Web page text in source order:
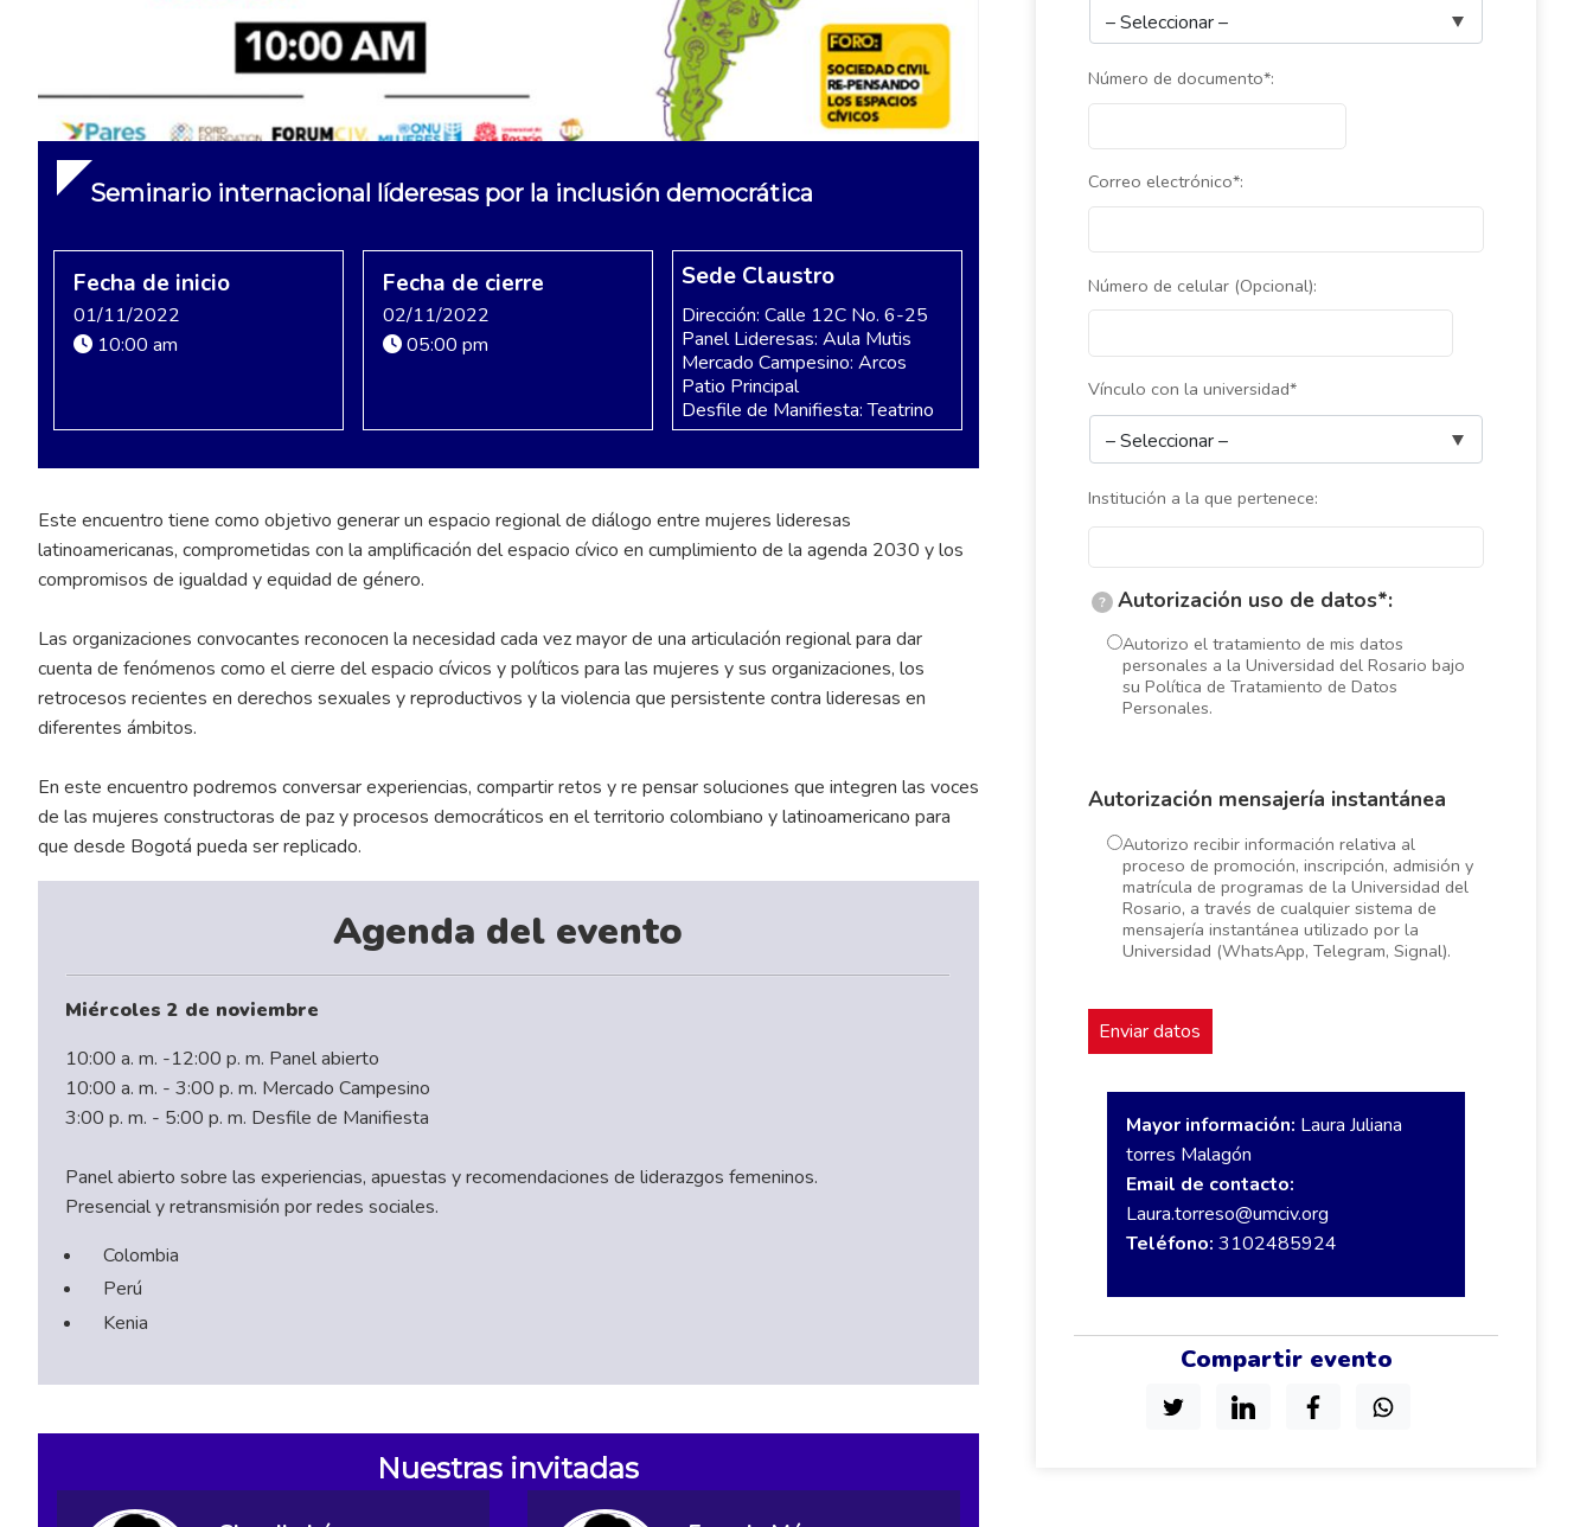
Número de documento*:
Correo electrónico*:
Número de celular (Opcional):
Vínculo con la universidad*
Institución a la que pertenece:
? Autorización uso de datos*:
Autorizo el tratamiento de mis datos
personales a la Universidad del Rosario bajo
su Política de Tratamiento de Datos
Personales.
Autorización mensajería instantánea
Autorizo recibir información relativa al
proceso de promoción, inscripción, admisión y
matrícula de programas de la Universidad del
Rosario, a través de cualquier sistema de
mensajería instantánea utilizado por la
Universidad (WhatsApp, Telegram, Signal).
Mayor información: Laura Juliana
torres Malagón
Email de contacto:
Laura.torreso@umciv.org
Teléfono: 3102485924
Compartir evento
Seminario internacional líderesas por la inclusión democrática
Fecha de inicio
01/11/2022
10:00 am
Fecha de cierre
02/11/2022
05:00 pm
Sede Claustro
Dirección: Calle 12C No. 6-25
Panel Lideresas: Aula Mutis
Mercado Campesino: Arcos
Patio Principal
Desfile de Manifiesta: Teatrino
Este encuentro tiene como objetivo generar un espacio regional de diálogo entre mujeres lideresas
latinoamericanas, comprometidas con la amplificación del espacio cívico en cumplimiento de la agenda 2030 y los
compromisos de igualdad y equidad de género.
Las organizaciones convocantes reconocen la necesidad cada vez mayor de una articulación regional para dar
cuenta de fenómenos como el cierre del espacio cívicos y políticos para las mujeres y sus organizaciones, los
retrocesos recientes en derechos sexuales y reproductivos y la violencia que persistente contra lideresas en
diferentes ámbitos.
En este encuentro podremos conversar experiencias, compartir retos y re pensar soluciones que integren las voces
de las mujeres constructoras de paz y procesos democráticos en el territorio colombiano y latinoamericano para
que desde Bogotá pueda ser replicado.
Agenda del evento
Miércoles 2 de noviembre
10:00 a. m. -12:00 p. m. Panel abierto
10:00 a. m. - 3:00 p. m. Mercado Campesino
3:00 p. m. - 5:00 p. m. Desfile de Manifiesta
Panel abierto sobre las experiencias, apuestas y recomendaciones de liderazgos femeninos.
Presencial y retransmisión por redes sociales.
Colombia
Perú
Kenia
Nuestras invitadas